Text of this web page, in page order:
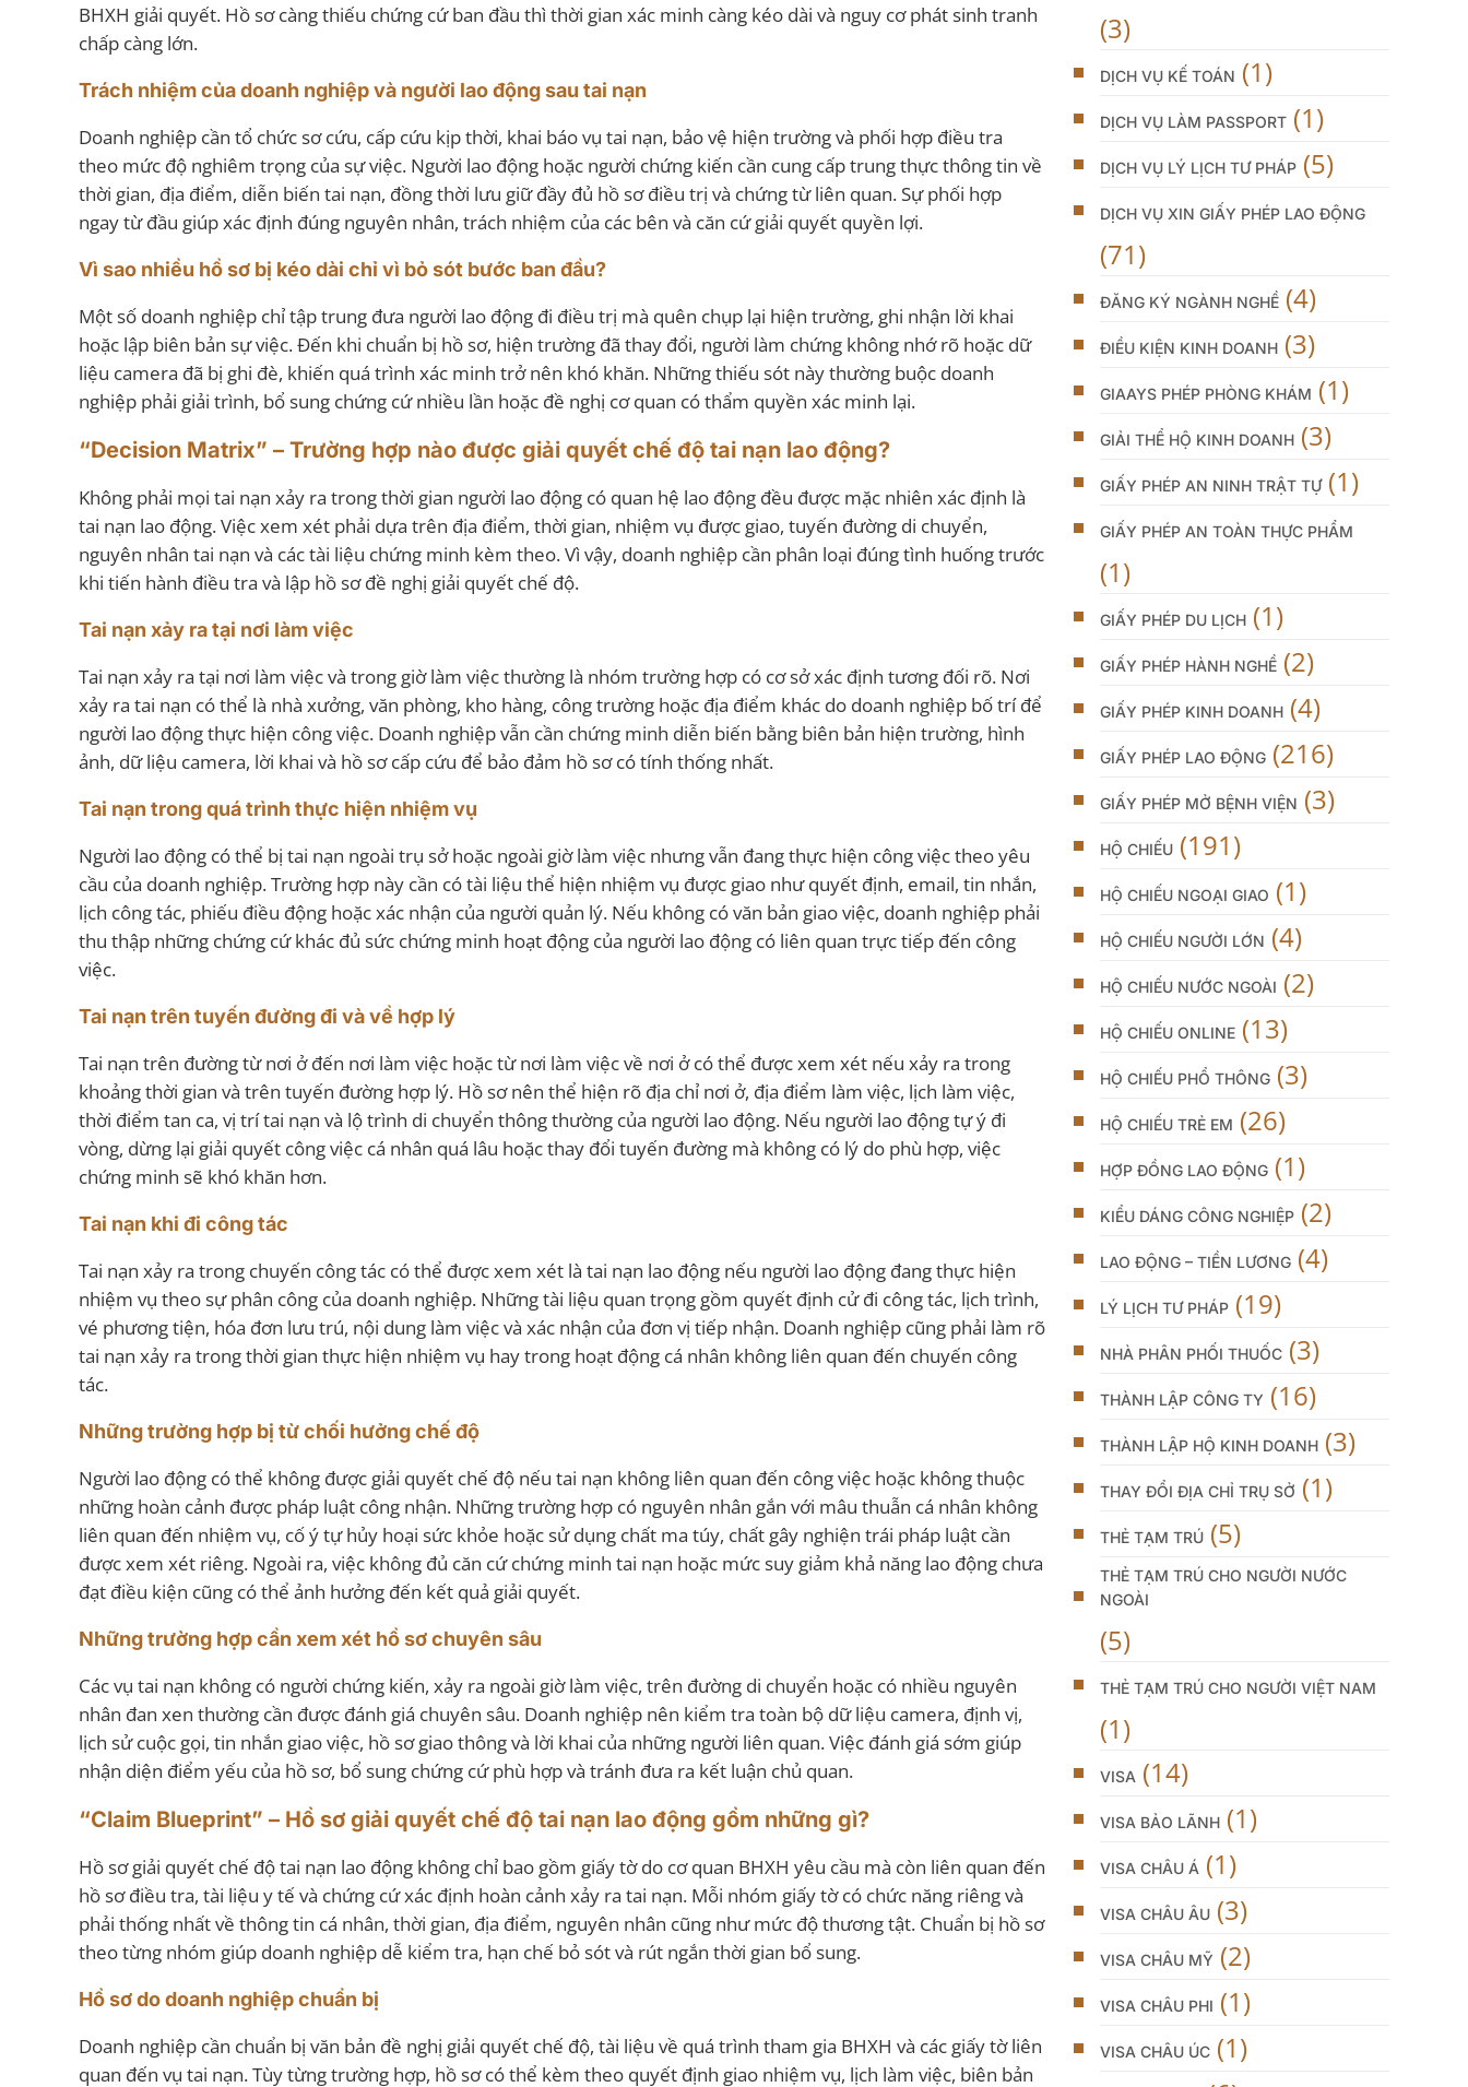
BHXH giải quyết. Hồ sơ càng thiếu chứng cứ ban đầu thì thời gian xác minh càng kéo dài và nguy cơ phát sinh tranh
chấp càng lớn.
Trách nhiệm của doanh nghiệp và người lao động sau tai nạn
Doanh nghiệp cần tổ chức sơ cứu, cấp cứu kịp thời, khai báo vụ tai nạn, bảo vệ hiện trường và phối hợp điều tra
theo mức độ nghiêm trọng của sự việc. Người lao động hoặc người chứng kiến cần cung cấp trung thực thông tin về
thời gian, địa điểm, diễn biến tai nạn, đồng thời lưu giữ đầy đủ hồ sơ điều trị và chứng từ liên quan. Sự phối hợp
ngay từ đầu giúp xác định đúng nguyên nhân, trách nhiệm của các bên và căn cứ giải quyết quyền lợi.
Vì sao nhiều hồ sơ bị kéo dài chỉ vì bỏ sót bước ban đầu?
Một số doanh nghiệp chỉ tập trung đưa người lao động đi điều trị mà quên chụp lại hiện trường, ghi nhận lời khai
hoặc lập biên bản sự việc. Đến khi chuẩn bị hồ sơ, hiện trường đã thay đổi, người làm chứng không nhớ rõ hoặc dữ
liệu camera đã bị ghi đè, khiến quá trình xác minh trở nên khó khăn. Những thiếu sót này thường buộc doanh
nghiệp phải giải trình, bổ sung chứng cứ nhiều lần hoặc đề nghị cơ quan có thẩm quyền xác minh lại.
“Decision Matrix” – Trường hợp nào được giải quyết chế độ tai nạn lao động?
Không phải mọi tai nạn xảy ra trong thời gian người lao động có quan hệ lao động đều được mặc nhiên xác định là
tai nạn lao động. Việc xem xét phải dựa trên địa điểm, thời gian, nhiệm vụ được giao, tuyến đường di chuyển,
nguyên nhân tai nạn và các tài liệu chứng minh kèm theo. Vì vậy, doanh nghiệp cần phân loại đúng tình huống trước
khi tiến hành điều tra và lập hồ sơ đề nghị giải quyết chế độ.
Tai nạn xảy ra tại nơi làm việc
Tai nạn xảy ra tại nơi làm việc và trong giờ làm việc thường là nhóm trường hợp có cơ sở xác định tương đối rõ. Nơi
xảy ra tai nạn có thể là nhà xưởng, văn phòng, kho hàng, công trường hoặc địa điểm khác do doanh nghiệp bố trí để
người lao động thực hiện công việc. Doanh nghiệp vẫn cần chứng minh diễn biến bằng biên bản hiện trường, hình
ảnh, dữ liệu camera, lời khai và hồ sơ cấp cứu để bảo đảm hồ sơ có tính thống nhất.
Tai nạn trong quá trình thực hiện nhiệm vụ
Người lao động có thể bị tai nạn ngoài trụ sở hoặc ngoài giờ làm việc nhưng vẫn đang thực hiện công việc theo yêu
cầu của doanh nghiệp. Trường hợp này cần có tài liệu thể hiện nhiệm vụ được giao như quyết định, email, tin nhắn,
lịch công tác, phiếu điều động hoặc xác nhận của người quản lý. Nếu không có văn bản giao việc, doanh nghiệp phải
thu thập những chứng cứ khác đủ sức chứng minh hoạt động của người lao động có liên quan trực tiếp đến công
việc.
Tai nạn trên tuyến đường đi và về hợp lý
Tai nạn trên đường từ nơi ở đến nơi làm việc hoặc từ nơi làm việc về nơi ở có thể được xem xét nếu xảy ra trong
khoảng thời gian và trên tuyến đường hợp lý. Hồ sơ nên thể hiện rõ địa chỉ nơi ở, địa điểm làm việc, lịch làm việc,
thời điểm tan ca, vị trí tai nạn và lộ trình di chuyển thông thường của người lao động. Nếu người lao động tự ý đi
vòng, dừng lại giải quyết công việc cá nhân quá lâu hoặc thay đổi tuyến đường mà không có lý do phù hợp, việc
chứng minh sẽ khó khăn hơn.
Tai nạn khi đi công tác
Tai nạn xảy ra trong chuyến công tác có thể được xem xét là tai nạn lao động nếu người lao động đang thực hiện
nhiệm vụ theo sự phân công của doanh nghiệp. Những tài liệu quan trọng gồm quyết định cử đi công tác, lịch trình,
vé phương tiện, hóa đơn lưu trú, nội dung làm việc và xác nhận của đơn vị tiếp nhận. Doanh nghiệp cũng phải làm rõ
tai nạn xảy ra trong thời gian thực hiện nhiệm vụ hay trong hoạt động cá nhân không liên quan đến chuyến công
tác.
Những trường hợp bị từ chối hưởng chế độ
Người lao động có thể không được giải quyết chế độ nếu tai nạn không liên quan đến công việc hoặc không thuộc
những hoàn cảnh được pháp luật công nhận. Những trường hợp có nguyên nhân gắn với mâu thuẫn cá nhân không
liên quan đến nhiệm vụ, cố ý tự hủy hoại sức khỏe hoặc sử dụng chất ma túy, chất gây nghiện trái pháp luật cần
được xem xét riêng. Ngoài ra, việc không đủ căn cứ chứng minh tai nạn hoặc mức suy giảm khả năng lao động chưa
đạt điều kiện cũng có thể ảnh hưởng đến kết quả giải quyết.
Những trường hợp cần xem xét hồ sơ chuyên sâu
Các vụ tai nạn không có người chứng kiến, xảy ra ngoài giờ làm việc, trên đường di chuyển hoặc có nhiều nguyên
nhân đan xen thường cần được đánh giá chuyên sâu. Doanh nghiệp nên kiểm tra toàn bộ dữ liệu camera, định vị,
lịch sử cuộc gọi, tin nhắn giao việc, hồ sơ giao thông và lời khai của những người liên quan. Việc đánh giá sớm giúp
nhận diện điểm yếu của hồ sơ, bổ sung chứng cứ phù hợp và tránh đưa ra kết luận chủ quan.
“Claim Blueprint” – Hồ sơ giải quyết chế độ tai nạn lao động gồm những gì?
Hồ sơ giải quyết chế độ tai nạn lao động không chỉ bao gồm giấy tờ do cơ quan BHXH yêu cầu mà còn liên quan đến
hồ sơ điều tra, tài liệu y tế và chứng cứ xác định hoàn cảnh xảy ra tai nạn. Mỗi nhóm giấy tờ có chức năng riêng và
phải thống nhất về thông tin cá nhân, thời gian, địa điểm, nguyên nhân cũng như mức độ thương tật. Chuẩn bị hồ sơ
theo từng nhóm giúp doanh nghiệp dễ kiểm tra, hạn chế bỏ sót và rút ngắn thời gian bổ sung.
Hồ sơ do doanh nghiệp chuẩn bị
Doanh nghiệp cần chuẩn bị văn bản đề nghị giải quyết chế độ, tài liệu về quá trình tham gia BHXH và các giấy tờ liên
quan đến vụ tai nạn. Tùy từng trường hợp, hồ sơ có thể kèm theo quyết định giao nhiệm vụ, lịch làm việc, biên bản
(3)
DỊCH VỤ KẾ TOÁN (1)
DỊCH VỤ LÀM PASSPORT (1)
DỊCH VỤ LÝ LỊCH TƯ PHÁP (5)
DỊCH VỤ XIN GIẤY PHÉP LAO ĐỘNG
(71)
ĐĂNG KÝ NGÀNH NGHỀ (4)
ĐIỀU KIỆN KINH DOANH (3)
GIAAYS PHÉP PHÒNG KHÁM (1)
GIẢI THỂ HỘ KINH DOANH (3)
GIẤY PHÉP AN NINH TRẬT TỰ(1)
GIẤY PHÉP AN TOÀN THỰC PHẨM
(1)
GIẤY PHÉP DU LỊCH (1)
GIẤY PHÉP HÀNH NGHỀ (2)
GIẤY PHÉP KINH DOANH (4)
GIẤY PHÉP LAO ĐỘNG (216)
GIẤY PHÉP MỞ BỆNH VIỆN (3)
HỘ CHIẾU (191)
HỘ CHIẾU NGOẠI GIAO (1)
HỘ CHIẾU NGƯỜI LỚN (4)
HỘ CHIẾU NƯỚC NGOÀI (2)
HỘ CHIẾU ONLINE (13)
HỘ CHIẾU PHỔ THÔNG (3)
HỘ CHIẾU TRẺ EM (26)
HỢP ĐỒNG LAO ĐỘNG (1)
KIỂU DÁNG CÔNG NGHIỆP (2)
LAO ĐỘNG – TIỀN LƯƠNG (4)
LÝ LỊCH TƯ PHÁP (19)
NHÀ PHÂN PHỐI THUỐC (3)
THÀNH LẬP CÔNG TY (16)
THÀNH LẬP HỘ KINH DOANH (3)
THAY ĐỔI ĐỊA CHỈ TRỤ SỞ (1)
THẺ TẠM TRÚ (5)
THẺ TẠM TRÚ CHO NGƯỜI NƯỚC
NGOÀI
(5)
THẺ TẠM TRÚ CHO NGƯỜI VIỆT NAM
(1)
VISA (14)
VISA BẢO LÃNH (1)
VISA CHÂU Á (1)
VISA CHÂU ÂU (3)
VISA CHÂU MỸ (2)
VISA CHÂU PHI (1)
VISA CHÂU ÚC (1)